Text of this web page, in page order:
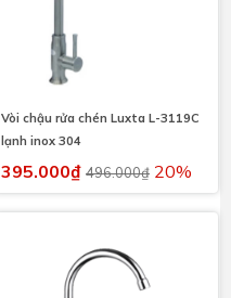
Vòi chậu rửa chén Luxta L-3119C
lạnh inox 304
395.000₫ 496.000₫ 20%